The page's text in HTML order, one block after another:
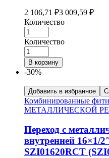
2 106,71 ₽3 009,59 ₽
Количество
Количество
В корзину
-30%
Добавить в избранное
Комбинированные
МЕТАЛЛИЧЕСКОЙ
Переход с
внутренней 16×1/
SZI01620RCT